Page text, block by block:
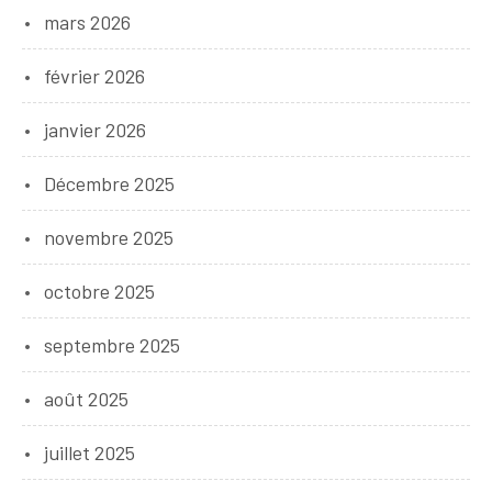
mars 2026
février 2026
janvier 2026
Décembre 2025
novembre 2025
octobre 2025
septembre 2025
août 2025
juillet 2025